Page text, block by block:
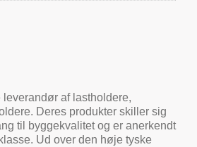
leverandør af lastholdere,
Deres produkter skiller sig
til byggekvalitet og er anerkendt
Ud over den høje tyske